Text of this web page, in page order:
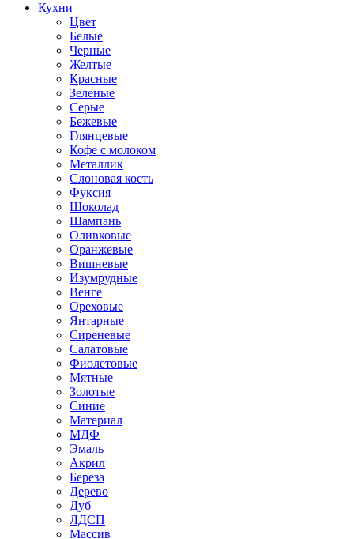
Кухни
Цвет
Белые
Черные
Желтые
Красные
Зеленые
Серые
Бежевые
Глянцевые
Кофе с молоком
Металлик
Слоновая кость
Фуксия
Шоколад
Шампань
Оливковые
Оранжевые
Вишневые
Изумрудные
Венге
Ореховые
Янтарные
Сиреневые
Салатовые
Фиолетовые
Мятные
Золотые
Синие
Материал
МДФ
Эмаль
Акрил
Береза
Дерево
Дуб
ЛДСП
Массив